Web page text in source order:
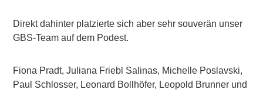
Direkt dahinter platzierte sich aber sehr souverän unser
GBS-Team auf dem Podest.
Fiona Pradt, Juliana Friebl Salinas, Michelle Poslavski,
Paul Schlosser, Leonard Bollhöfer, Leopold Brunner und